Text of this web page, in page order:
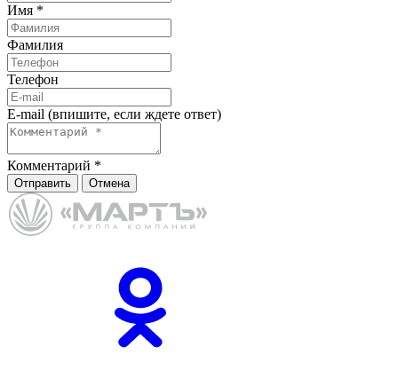
Имя *
Фамилия
Телефон
E-mail (впишите, если ждете ответ)
Комментарий *
Отправить Отмена